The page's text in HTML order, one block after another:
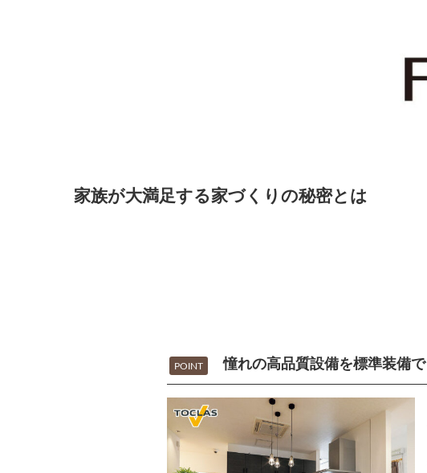
家族が大満足する家づくりの秘密とは
POINT 憧れの高品質設備を標準装備で